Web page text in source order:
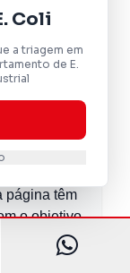
Coli
a triagem em
de E.
em
página têm
o objetivo
e